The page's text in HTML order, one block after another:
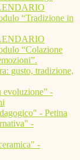
“Tradizione in
“Colazione
gusto, tradizione,
evoluzione” -
- Petina
-
-